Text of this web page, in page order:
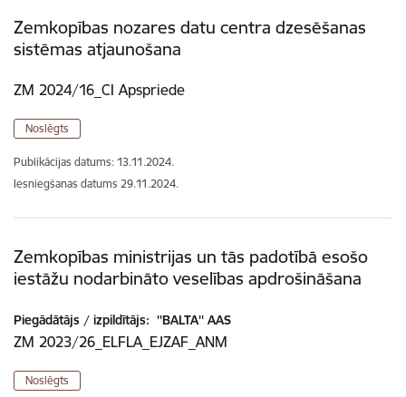
Zemkopības nozares datu centra dzesēšanas
sistēmas atjaunošana
ZM 2024/16_CI Apspriede
Noslēgts
Publikācijas datums: 13.11.2024.
Iesniegšanas datums 29.11.2024.
Zemkopības ministrijas un tās padotībā esošo
iestāžu nodarbināto veselības apdrošināšana
Piegādātājs / izpildītājs: ''BALTA'' AAS
ZM 2023/26_ELFLA_EJZAF_ANM
Noslēgts